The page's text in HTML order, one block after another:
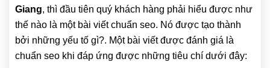
Giang, thì đầu tiên quý khách hàng phải hiểu được như
thế nào là một bài viết chuẩn seo. Nó được tạo thành
bởi những yếu tố gì?. Một bài viết được đánh giá là
chuẩn seo khi đáp ứng được những tiêu chí dưới đây: